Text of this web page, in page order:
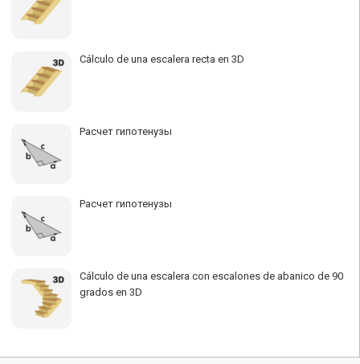
Cálculo de una escalera recta en 3D
Расчет гипотенузы
Расчет гипотенузы
Cálculo de una escalera con escalones de abanico de 90
grados en 3D